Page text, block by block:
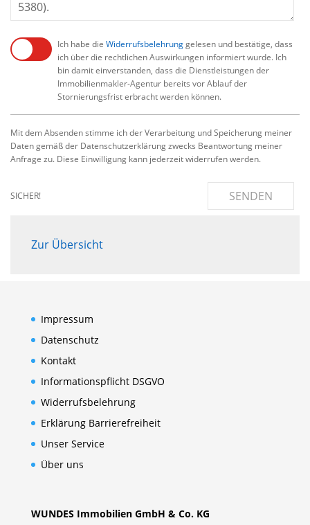
Ich habe die Widerrufsbelehrunggelesen und bestätige, dass
ich über die rechtlichen Auswirkungen informiert wurde. Ich
bin damit einverstanden, dass die Dienstleistungen der
Immobilienmakler-Agentur bereits vor Ablauf der
Stornierungsfrist erbracht werden können.
Mit dem Absenden stimme ich der Verarbeitung und Speicherung meiner
Daten gemäß der Datenschutzerklärung zwecks Beantwortung meiner
Anfrage zu. Diese Einwilligung kann jederzeit widerrufen werden.
SICHER! SENDEN
Zur Übersicht
Impressum
Datenschutz
Kontakt
Informationspflicht DSGVO
Widerrufsbelehrung
Erklärung Barrierefreiheit
Unser Service
Über uns
WUNDES Immobilien GmbH & Co. KG